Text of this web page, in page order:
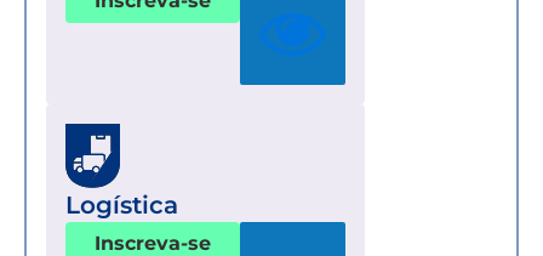
Logística
Inscreva-se